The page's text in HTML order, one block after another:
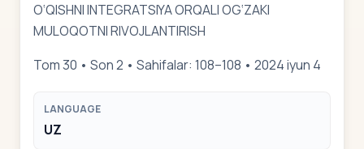
O‘QISHNI INTEGRATSIYA ORQALI OG‘ZAKI
MULOQOTNI RIVOJLANTIRISH
Tom 30 • Son 2 • Sahifalar: 108–108 • 2024 iyun 4
LANGUAGE
UZ